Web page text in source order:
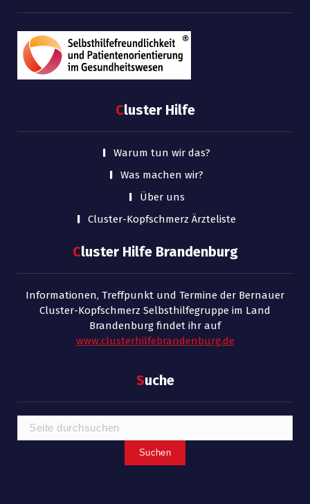
Cluster Hilfe
Warum tun wir das?
Was machen wir?
Über uns
Cluster-Kopfschmerz Ärzteliste
Cluster Hilfe Brandenburg
Informationen, Treffpunkt und Termine der Bernauer
Cluster-Kopfschmerz Selbsthilfegruppe im Land
Brandenburg findet ihr auf
www.clusterhilfebrandenburg.de
Suche
Suchen